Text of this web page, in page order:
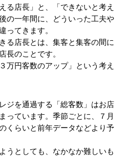
る店長」と、「できないと考え
の一年間に、どういった工夫や
ってきます。
る店長とは、集客と集客の間に
長のことです。
万円客数のアップ」という考え
ジを通過する「総客数」はお店
っています。季節ごとに、７月
くらいと前年データなどより予
うとしても、なかなか難しいも